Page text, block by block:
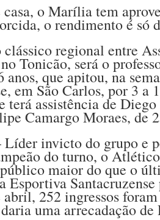
o Marília tem
o rendimento é só
regional entre
Tonicão, será o
anos, que apitou, na
em São Carlos, por 3 a
terá assistência de
Camargo Moraes, de
Líder invicto do grupo e
do turno, o
maior do que o
Esportiva
abril, 252 ingressos
uma arrecadação de